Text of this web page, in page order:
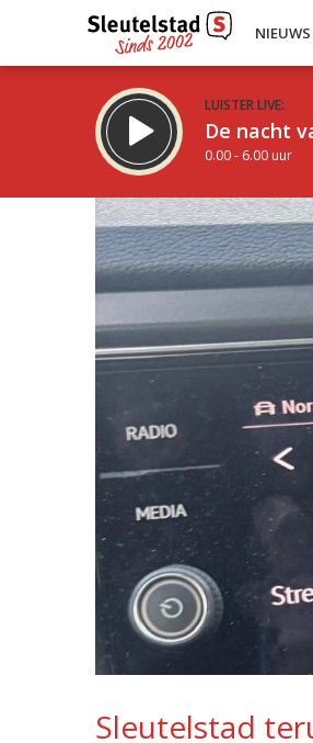
NIEUWS
LUISTER LIVE:
De nacht
0.00 - 6.00 uur
Sleutelstad